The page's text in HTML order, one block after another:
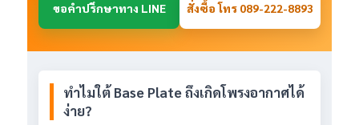
ขอคำปรึกษาทาง LINE สั่งซื้อ โทร 089-222-8893
ทำไมใต้ Base Plate ถึงเกิดโพรงอากาศได้
ง่าย?